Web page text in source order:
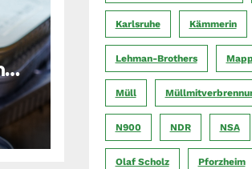
Karlsruhe Kämmerin
Lehman-Brothers
Müll
N900 NDR NSA
Olaf Scholz Pforzheim